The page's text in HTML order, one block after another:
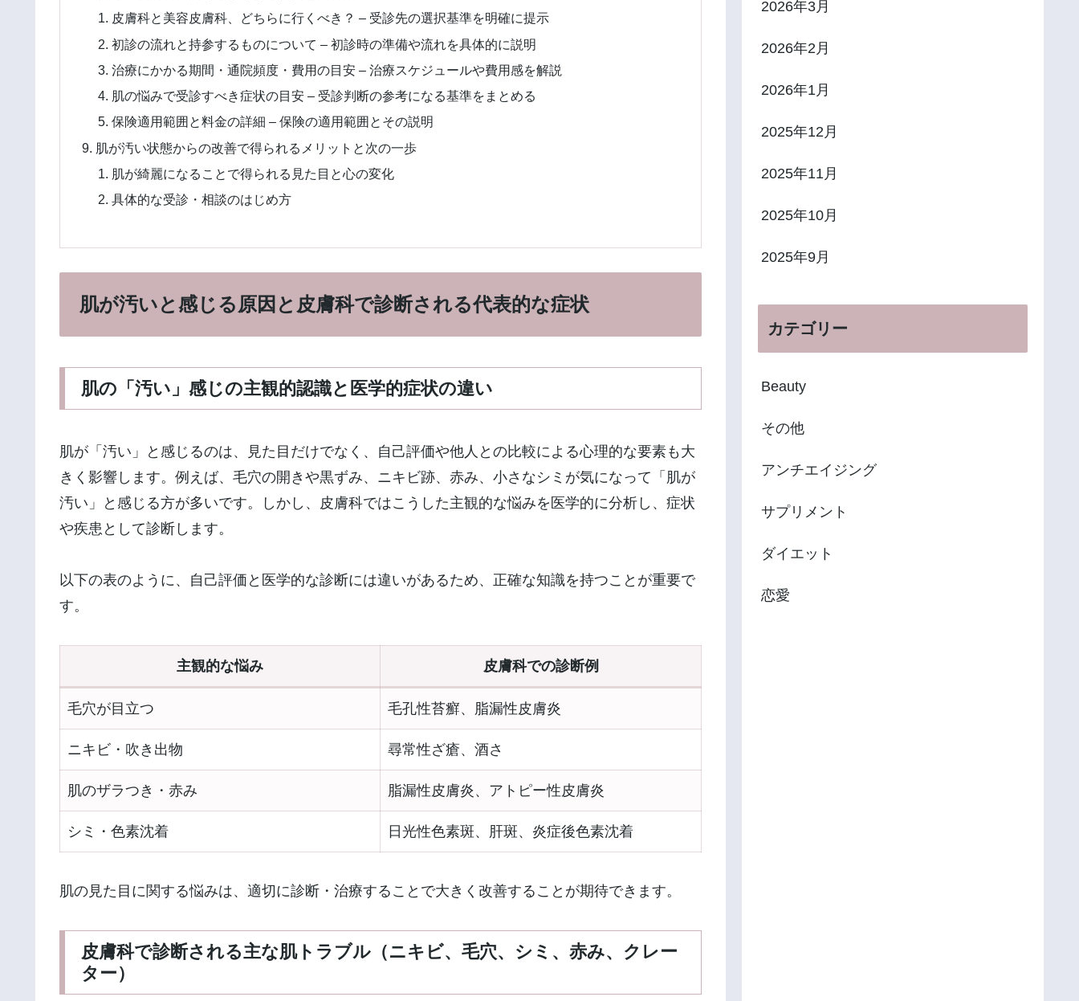
皮膚科と美容皮膚科、どちらに行くべき？ – 受診先の選択基準を明確に提示
初診の流れと持参するものについて – 初診時の準備や流れを具体的に説明
治療にかかる期間・通院頻度・費用の目安 – 治療スケジュールや費用感を解説
肌の悩みで受診すべき症状の目安 – 受診判断の参考になる基準をまとめる
保険適用範囲と料金の詳細 – 保険の適用範囲とその説明
肌が汚い状態からの改善で得られるメリットと次の一歩
肌が綺麗になることで得られる見た目と心の変化
具体的な受診・相談のはじめ方
肌が汚いと感じる原因と皮膚科で診断される代表的な症状
肌の「汚い」感じの主観的認識と医学的症状の違い
肌が「汚い」と感じるのは、見た目だけでなく、自己評価や他人との比較による心理的な要素も大
きく影響します。例えば、毛穴の開きや黒ずみ、ニキビ跡、赤み、小さなシミが気になって「肌が
汚い」と感じる方が多いです。しかし、皮膚科ではこうした主観的な悩みを医学的に分析し、症状
や疾患として診断します。
以下の表のように、自己評価と医学的な診断には違いがあるため、正確な知識を持つことが重要で
す。
主観的な悩み 皮膚科での診断例
毛穴が目立つ 毛孔性苔癬、脂漏性皮膚炎
ニキビ・吹き出物 尋常性ざ瘡、酒さ
肌のザラつき・赤み 脂漏性皮膚炎、アトピー性皮膚炎
シミ・色素沈着 日光性色素斑、肝斑、炎症後色素沈着
肌の見た目に関する悩みは、適切に診断・治療することで大きく改善することが期待できます。
皮膚科で診断される主な肌トラブル（ニキビ、毛穴、シミ、赤み、クレー
ター）
2026年3月
2026年2月
2026年1月
2025年12月
2025年11月
2025年10月
2025年9月
カテゴリー
Beauty
その他
アンチエイジング
サプリメント
ダイエット
恋愛